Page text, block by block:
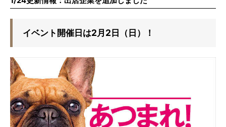
イベント開催日は2月2日（日）！